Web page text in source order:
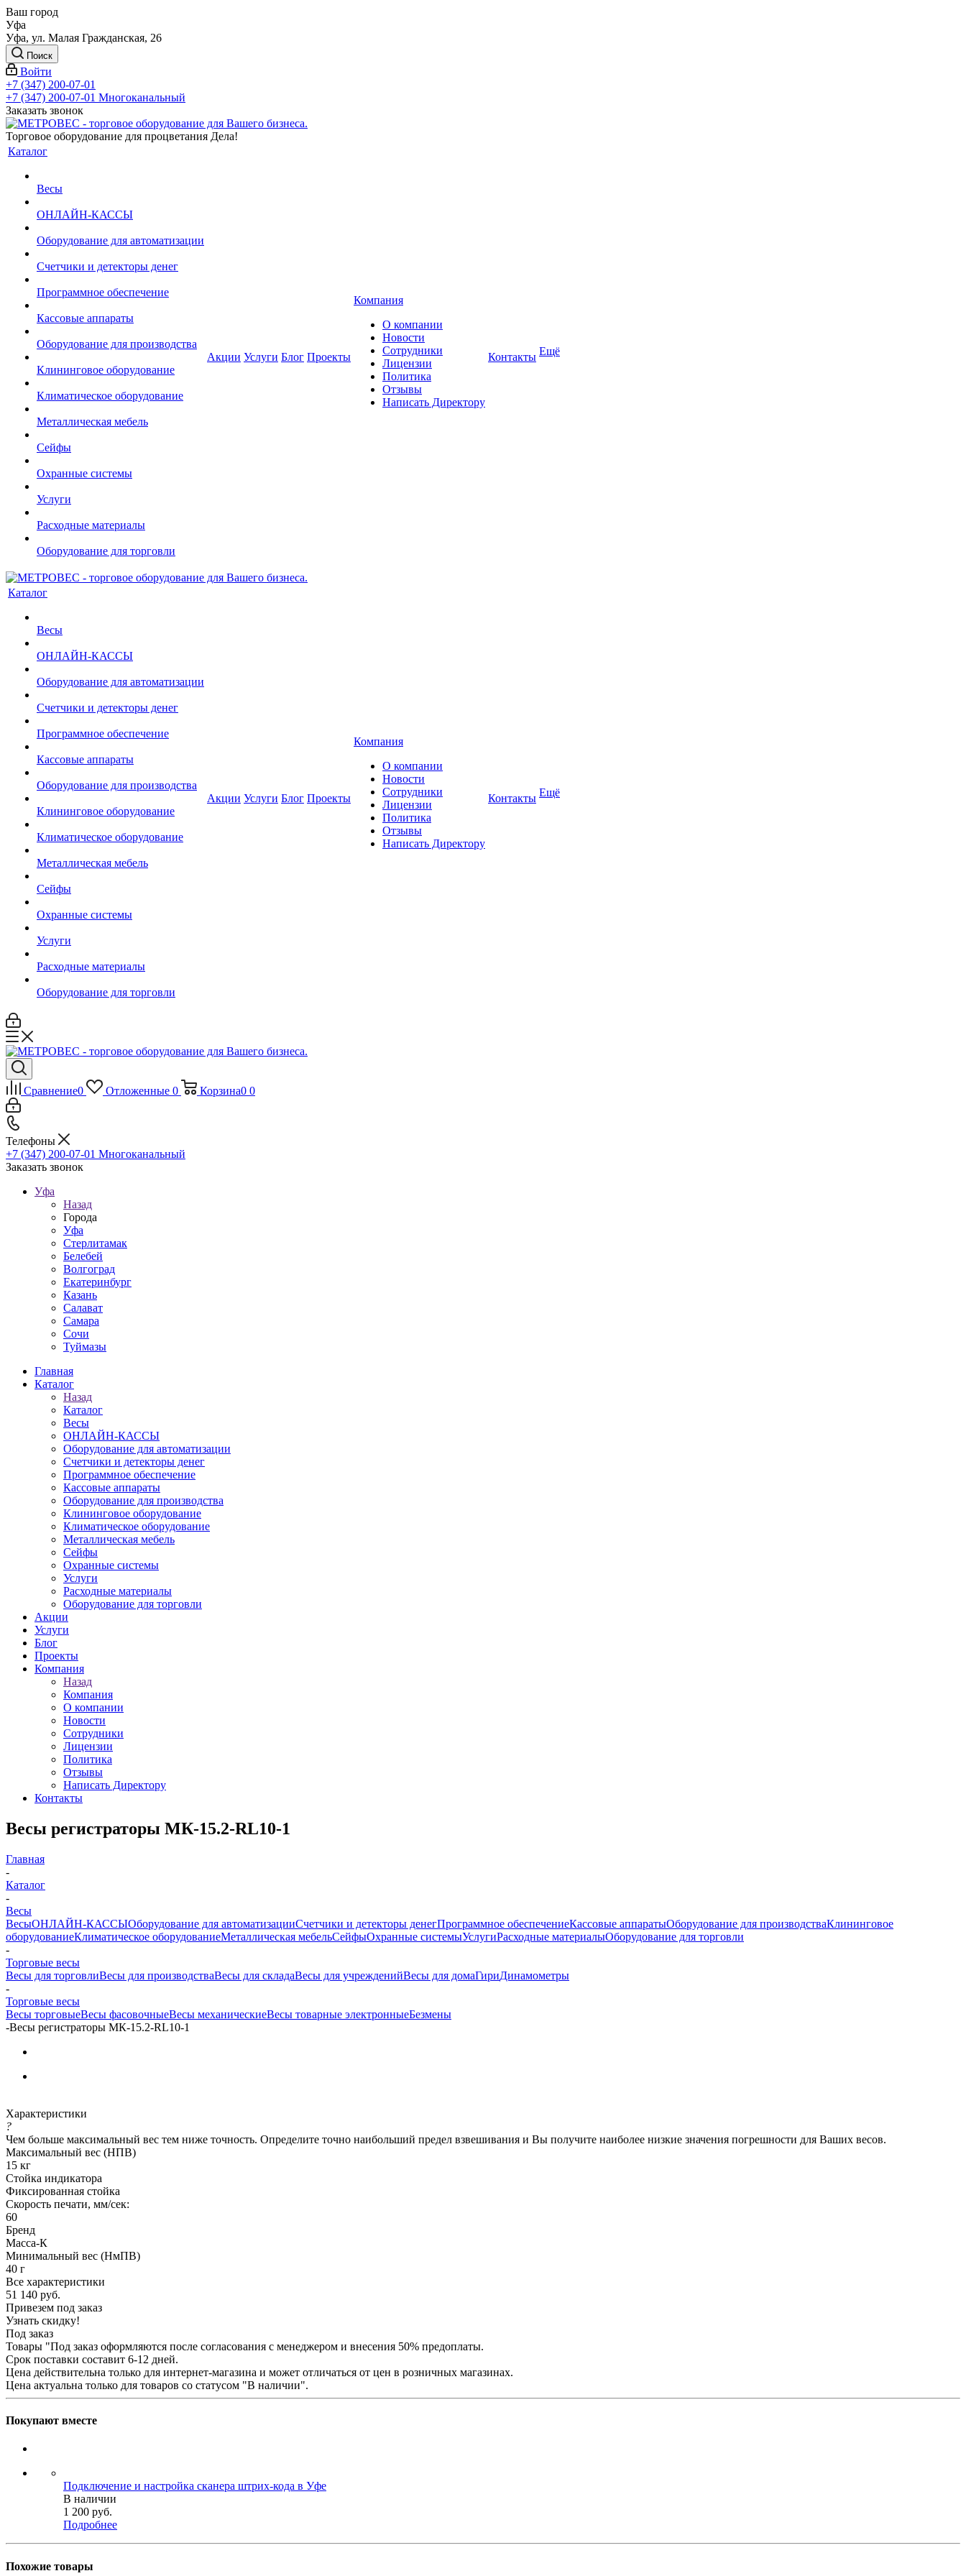
Ваш город
Уфа
Уфа, ул. Малая Гражданская, 26
Поиск
Войти
+7 (347) 200-07-01
+7 (347) 200-07-01 Многоканальный
Заказать звонок
Торговое оборудование для процветания Дела!
Каталог
Весы
ОНЛАЙН-КАССЫ
Оборудование для автоматизации
Счетчики и детекторы денег
Программное обеспечение
Кассовые аппараты
Оборудование для производства
Клининговое оборудование
Климатическое оборудование
Металлическая мебель
Сейфы
Охранные системы
Услуги
Расходные материалы
Оборудование для торговли
Акции Услуги Блог Проекты
Компания
О компании
Новости
Сотрудники
Лицензии
Политика
Отзывы
Написать Директору
Контакты Ещё
Каталог
Весы
ОНЛАЙН-КАССЫ
Оборудование для автоматизации
Счетчики и детекторы денег
Программное обеспечение
Кассовые аппараты
Оборудование для производства
Клининговое оборудование
Климатическое оборудование
Металлическая мебель
Сейфы
Охранные системы
Услуги
Расходные материалы
Оборудование для торговли
Акции Услуги Блог Проекты
Компания
О компании
Новости
Сотрудники
Лицензии
Политика
Отзывы
Написать Директору
Контакты Ещё
Сравнение0 Отложенные 0 Корзина0 0
Телефоны
+7 (347) 200-07-01 Многоканальный
Заказать звонок
Уфа
Назад
Города
Уфа
Стерлитамак
Белебей
Волгоград
Екатеринбург
Казань
Салават
Самара
Сочи
Туймазы
Главная
Каталог
Назад
Каталог
Весы
ОНЛАЙН-КАССЫ
Оборудование для автоматизации
Счетчики и детекторы денег
Программное обеспечение
Кассовые аппараты
Оборудование для производства
Клининговое оборудование
Климатическое оборудование
Металлическая мебель
Сейфы
Охранные системы
Услуги
Расходные материалы
Оборудование для торговли
Акции
Услуги
Блог
Проекты
Компания
Назад
Компания
О компании
Новости
Сотрудники
Лицензии
Политика
Отзывы
Написать Директору
Контакты
Весы регистраторы МК-15.2-RL10-1
Главная
-
Каталог
-
Весы
ВесыОНЛАЙН-КАССЫОборудование для автоматизацииСчетчики и детекторы денегПрограммное обеспечениеКассовые аппаратыОборудование для производстваКлининговое
оборудованиеКлиматическое оборудованиеМеталлическая мебельСейфыОхранные системыУслугиРасходные материалыОборудование для торговли
-
Торговые весы
Весы для торговлиВесы для производстваВесы для складаВесы для учрежденийВесы для домаГириДинамометры
-
Торговые весы
Весы торговыеВесы фасовочныеВесы механическиеВесы товарные электронныеБезмены
-Весы регистраторы МК-15.2-RL10-1
Характеристики
?
Чем больше максимальный вес тем ниже точность. Определите точно наибольший предел взвешивания и Вы получите наиболее низкие значения погрешности для Ваших весов.
Максимальный вес (НПВ)
15 кг
Стойка индикатора
Фиксированная стойка
Скорость печати, мм/сек:
60
Бренд
Масса-К
Минимальный вес (НмПВ)
40 г
Все характеристики
51 140 руб.
Привезем под заказ
Узнать скидку!
Под заказ
Товары "Под заказ оформляются после согласования с менеджером и внесения 50% предоплаты.
Срок поставки составит 6-12 дней.
Цена действительна только для интернет-магазина и может отличаться от цен в розничных магазинах.
Цена актуальна только для товаров со статусом "В наличии".
Покупают вместе
Подключение и настройка сканера штрих-кода в Уфе
В наличии
1 200 руб.
Подробнее
Похожие товары